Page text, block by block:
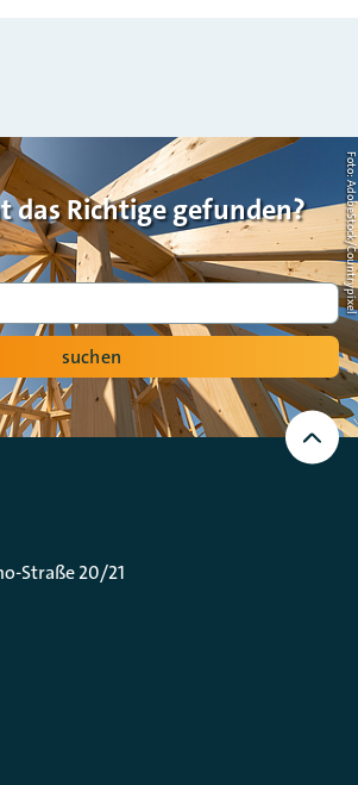
das Richtige gefunden?
suchen
Foto: AdobeStock/Countrypixel
Nach
oben
Scrollen
Straße 20/21